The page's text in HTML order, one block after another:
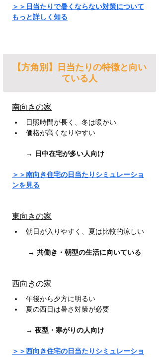
＞＞日当たりで暑くならない対策について
もっと詳しく知る
【方角別】日当たりの特徴と向い
ている人
南向きの家
日照時間が長く、冬は暖かい
価格が高くなりやすい
→ 日中在宅が多い人向け
＞＞南向き住宅の日当たりシミュレーショ
ンを見る
東向きの家
朝日が入りやすく、夏は比較的涼しい
→ 共働き・朝型の生活に向いている
西向きの家
午後から夕方に明るい
夏の西日は暑さ対策が必要
→ 夜型・寒がりの人向け
＞＞西向き住宅の日当たりシミュレーショ